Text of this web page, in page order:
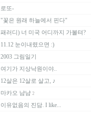
로또-
"꽃은 원래 하늘에서 핀다"
패러디) 너 미국 어디까지 가볼텨?
11.12 눈이내렸으면 :)
2003 그림일기
여기가 지상낙원이야..
12살은 12살로 살고, ♪
마카오 냠냠 2
이유없음의 진담. I like...